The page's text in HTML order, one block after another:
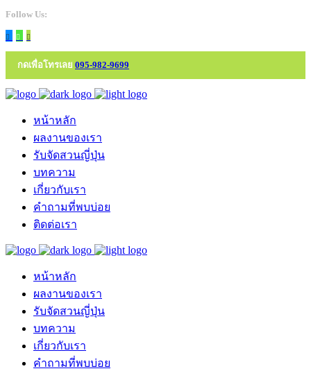
Follow Us:
กดเพื่อโทรเลย 095-982-9699
หน้าหลัก
ผลงานของเรา
รับจัดสวนญี่ปุ่น
บทความ
เกี่ยวกับเรา
คำถามที่พบบ่อย
ติดต่อเรา
หน้าหลัก
ผลงานของเรา
รับจัดสวนญี่ปุ่น
บทความ
เกี่ยวกับเรา
คำถามที่พบบ่อย